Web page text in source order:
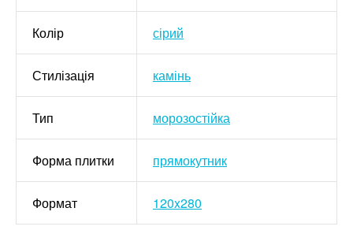
Колір сірий
Стилізація камінь
Тип морозостійка
Форма плитки прямокутник
Формат 120x280